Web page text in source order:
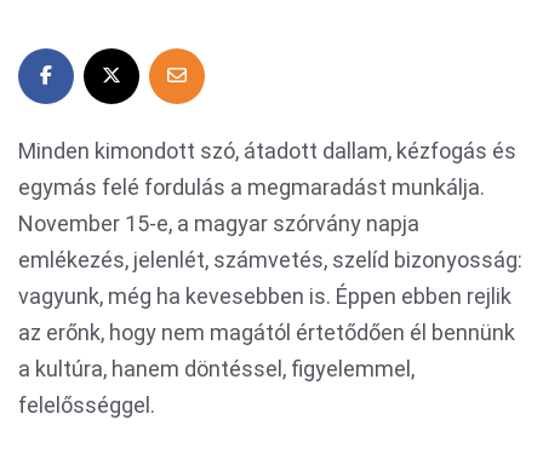
Minden kimondott szó, átadott dallam, kézfogás és
egymás felé fordulás a megmaradást munkálja.
November 15-e, a magyar szórvány napja
emlékezés, jelenlét, számvetés, szelíd bizonyosság:
vagyunk, még ha kevesebben is. Éppen ebben rejlik
az erőnk, hogy nem magától értetődően él bennünk
a kultúra, hanem döntéssel, figyelemmel,
felelősséggel.